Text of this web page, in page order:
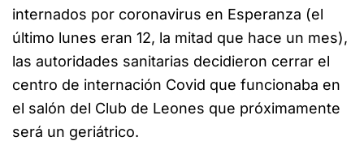
internados por coronavirus en Esperanza (el
último lunes eran 12, la mitad que hace un mes),
las autoridades sanitarias decidieron cerrar el
centro de internación Covid que funcionaba en
el salón del Club de Leones que próximamente
será un geriátrico.